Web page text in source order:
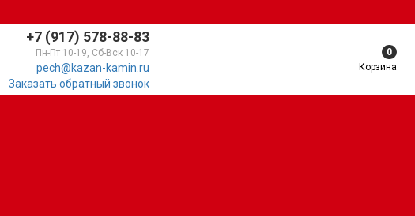
+7 (917) 578-88-83
Пн-Пт 10-19, Сб-Вск 10-17
pech@kazan-kamin.ru
Заказать обратный звонок
0
Корзина